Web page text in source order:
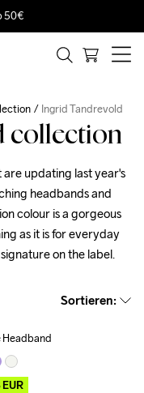
50€
Ingrid Tandrevold
collection
updating last year's
headbands and
colour is a gorgeous
as it is for everyday
on the label.
Sortieren:
Headband
EUR